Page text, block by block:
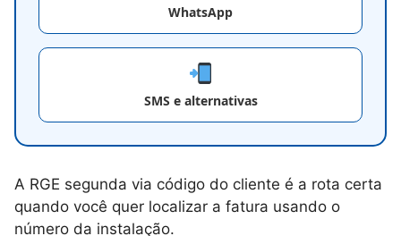
WhatsApp
SMS e alternativas
A RGE segunda via código do cliente é a rota certa
quando você quer localizar a fatura usando o
número da instalação.